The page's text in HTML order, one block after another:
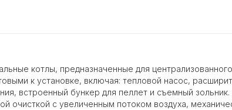
котлы, предназначенные для
к установке, включая: тепловой насос,
встроенный бункер для пеллет и съемный зольник.
очисткой с увеличенным потоком воздуха,